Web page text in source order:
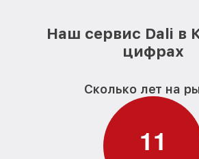
Наш сервис Dali в
цифрах
Сколько лет на
11